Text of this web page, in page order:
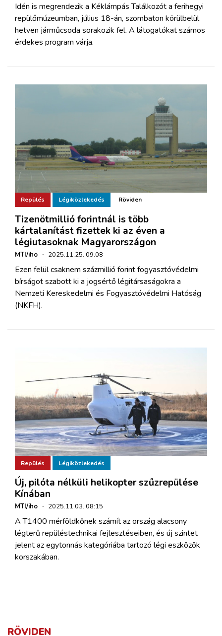
Idén is megrendezik a Kéklámpás Találkozót a ferihegyi
repülőmúzeumban, július 18-án, szombaton körülbelül
hetven járműcsoda sorakozik fel. A látogatókat számos
érdekes program várja.
Repülés Légiközlekedés Röviden
Tizenötmillió forintnál is több
kártalanítást fizettek ki az éven a
légiutasoknak Magyarországon
MTI/iho · 2025.11.25. 09:08
Ezen felül csaknem százmillió forint fogyasztóvédelmi
bírságot szabott ki a jogsértő légitársaságokra a
Nemzeti Kereskedelmi és Fogyasztóvédelmi Hatóság
(NKFH).
Repülés Légiközlekedés
Új, pilóta nélküli helikopter szűzrepülése
Kínában
MTI/iho · 2025.11.03. 08:15
A T1400 mérföldkőnek számít az ország alacsony
légterű repüléstechnikai fejlesztéseiben, és új szintet
jelent az egytonnás kategóriába tartozó légi eszközök
korszakában.
RÖVIDEN